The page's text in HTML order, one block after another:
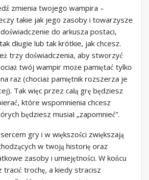
zmienia twojego wampira –
takie jak jego zasoby i towarzysze
do arkusza postaci,
długie lub tak krótkie, jak chcesz.
trzy doświadczenia, aby stworzyć
twój wampir może pamiętać tylko
raz (chociaż pamiętnik rozszerza je
Tak więc przez całą grę będziesz
które wspomnienia chcesz
będziesz musiał „zapomnieć”.
gry i w większości zwiększają
w twoją historię oraz
zasoby i umiejętności. W końcu
tracić trochę, a kiedy stracisz